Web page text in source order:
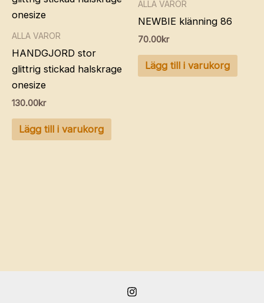
ALLA VAROR
HANDGJORD stor
glittrig stickad halskrage
onesize
130.00kr
Lägg till i varukorg
ALLA VAROR
NEWBIE klänning 86
70.00kr
Lägg till i varukorg